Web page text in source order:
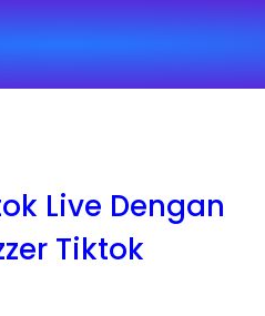
Live Dengan
Tiktok